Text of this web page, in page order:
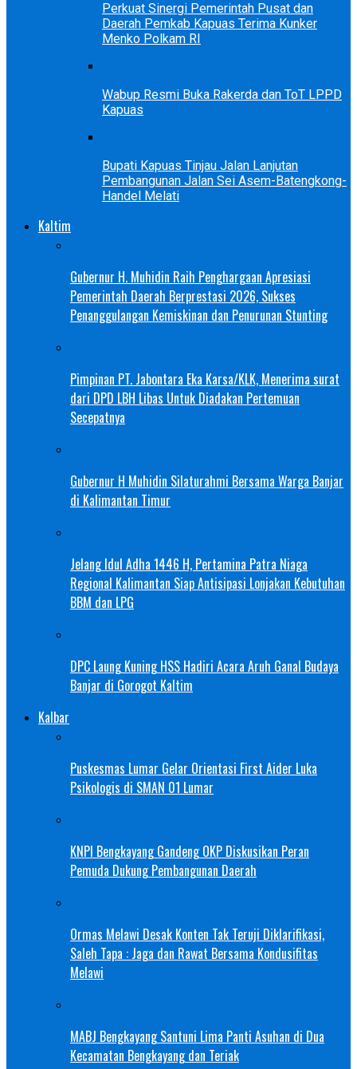
Perkuat Sinergi Pemerintah Pusat dan
Daerah Pemkab Kapuas Terima Kunker
Menko Polkam RI
Wabup Resmi Buka Rakerda dan ToT LPPD
Kapuas
Bupati Kapuas Tinjau Jalan Lanjutan
Pembangunan Jalan Sei Asem-Batengkong-
Handel Melati
Kaltim
Gubernur H. Muhidin Raih Penghargaan Apresiasi
Pemerintah Daerah Berprestasi 2026, Sukses
Penanggulangan Kemiskinan dan Penurunan Stunting
Pimpinan PT. Jabontara Eka Karsa/KLK, Menerima surat
dari DPD LBH Libas Untuk Diadakan Pertemuan
Secepatnya
Gubernur H Muhidin Silaturahmi Bersama Warga Banjar
di Kalimantan Timur
Jelang Idul Adha 1446 H, Pertamina Patra Niaga
Regional Kalimantan Siap Antisipasi Lonjakan Kebutuhan
BBM dan LPG
DPC Laung Kuning HSS Hadiri Acara Aruh Ganal Budaya
Banjar di Gorogot Kaltim
Kalbar
Puskesmas Lumar Gelar Orientasi First Aider Luka
Psikologis di SMAN 01 Lumar
KNPI Bengkayang Gandeng OKP Diskusikan Peran
Pemuda Dukung Pembangunan Daerah
Ormas Melawi Desak Konten Tak Teruji Diklarifikasi,
Saleh Tapa : Jaga dan Rawat Bersama Kondusifitas
Melawi
MABJ Bengkayang Santuni Lima Panti Asuhan di Dua
Kecamatan Bengkayang dan Teriak